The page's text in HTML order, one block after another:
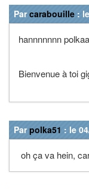
Parcarabouille :
hannnnnnn
Bienvenue à toi
Parpolka51 : le
oh ça va hein,